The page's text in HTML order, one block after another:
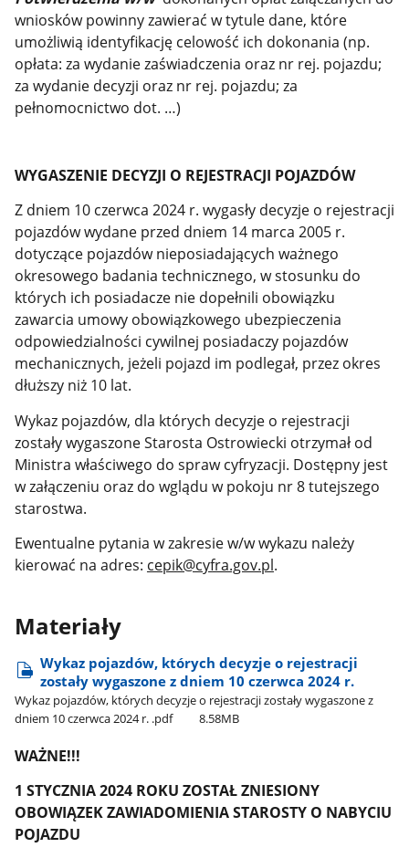
wniosków powinny zawierać w tytule dane, które
umożliwią identyfikację celowość ich dokonania (np.
opłata: za wydanie zaświadczenia oraz nr rej. pojazdu;
za wydanie decyzji oraz nr rej. pojazdu; za
pełnomocnictwo dot. …)
WYGASZENIE DECYZJI O REJESTRACJI POJAZDÓW
Z dniem 10 czerwca 2024 r. wygasły decyzje o rejestracji
pojazdów wydane przed dniem 14 marca 2005 r.
dotyczące pojazdów nieposiadających ważnego
okresowego badania technicznego, w stosunku do
których ich posiadacze nie dopełnili obowiązku
zawarcia umowy obowiązkowego ubezpieczenia
odpowiedzialności cywilnej posiadaczy pojazdów
mechanicznych, jeżeli pojazd im podlegał, przez okres
dłuższy niż 10 lat.
Wykaz pojazdów, dla których decyzje o rejestracji
zostały wygaszone Starosta Ostrowiecki otrzymał od
Ministra właściwego do spraw cyfryzacji. Dostępny jest
w załączeniu oraz do wglądu w pokoju nr 8 tutejszego
starostwa.
Ewentualne pytania w zakresie w/w wykazu należy
kierować na adres: cepik@cyfra.gov.pl.
Materiały
Wykaz pojazdów, których decyzje o rejestracji
zostały wygaszone z dniem 10 czerwca 2024 r.
Wykaz pojazdów, których decyzje o rejestracji zostały wygaszone z
dniem 10 czerwca 2024 r. .pdf
8.58MB
WAŻNE!!!
1 STYCZNIA 2024 ROKU ZOSTAŁ ZNIESIONY
OBOWIĄZEK ZAWIADOMIENIA STAROSTY O NABYCIU
POJAZDU